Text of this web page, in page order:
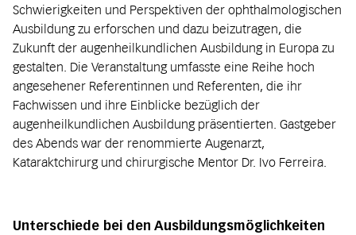
Schwierigkeiten und Perspektiven der ophthalmologischen
Ausbildung zu erforschen und dazu beizutragen, die
Zukunft der augenheilkundlichen Ausbildung in Europa zu
gestalten. Die Veranstaltung umfasste eine Reihe hoch
angesehener Referentinnen und Referenten, die ihr
Fachwissen und ihre Einblicke bezüglich der
augenheilkundlichen Ausbildung präsentierten. Gastgeber
des Abends war der renommierte Augenarzt,
Kataraktchirurg und chirurgische Mentor Dr. Ivo Ferreira.
Unterschiede bei den Ausbildungsmöglichkeiten